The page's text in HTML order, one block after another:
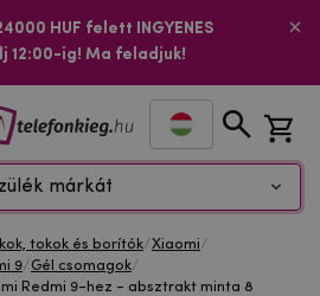
HUF felett INGYENES
12:00-ig! Ma feladjuk!
márkát
tokok és borítók/Xiaomi/
9/Gél csomagok/
Redmi 9-hez - absztrakt minta 8